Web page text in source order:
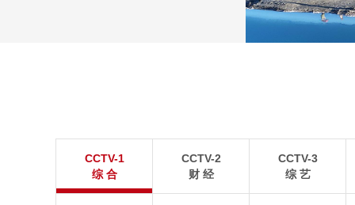
杭台高铁温玉段
8月7日，贵州省毕节市大方县奢香古镇梯田音乐会在
宛如“大地指纹”般的环形梯田上演。
青海海西蒙古族藏族
CCTV-1
综 合
CCTV-2
财 经
CCTV-3
综 艺